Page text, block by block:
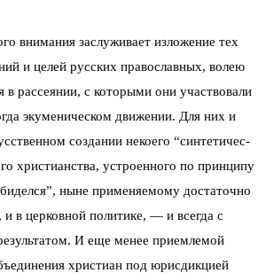
внимания заслуживает изложение тех
и целей русских православных, волею
рассеянии, с которыми они участвовали
экуменическом движении. Для них и
создании некоего “синтети­чес­
христианства, устроенного по принципу
ныне применяемому достаточно
и в церковной политике, — и всегда с
И еще менее приемлемой
христиан под юрисдикцией